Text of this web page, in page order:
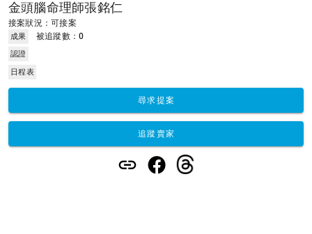
金頭腦命理師張銘仁
接案狀況：可接案
成果 被追蹤數：0
認證
日程表
尋求提案
追蹤賣家